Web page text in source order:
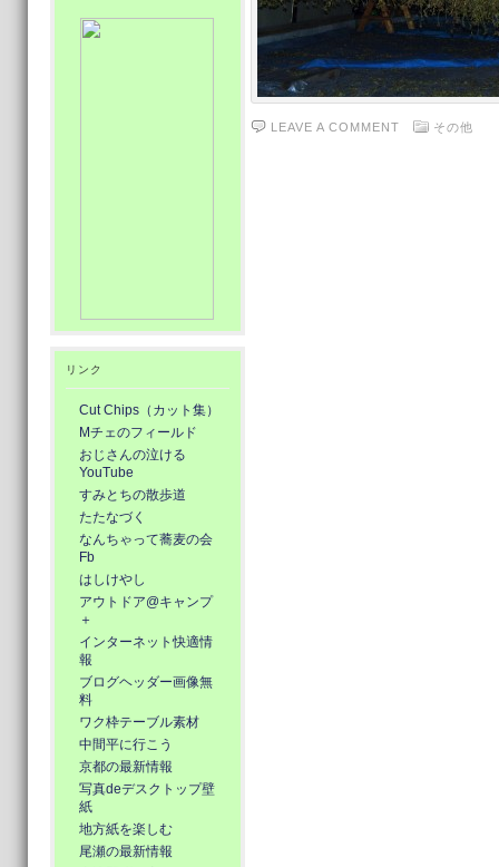
リンク
Cut Chips（カット集）
Mチェのフィールド
おじさんの泣ける
YouTube
すみとちの散歩道
たたなづく
なんちゃって蕎麦の会
Fb
はしけやし
アウトドア@キャンプ
＋
インターネット快適情
報
ブログヘッダー画像無
料
ワク枠テーブル素材
中間平に行こう
京都の最新情報
写真deデスクトップ壁
紙
地方紙を楽しむ
尾瀬の最新情報
LEAVE A COMMENT その他